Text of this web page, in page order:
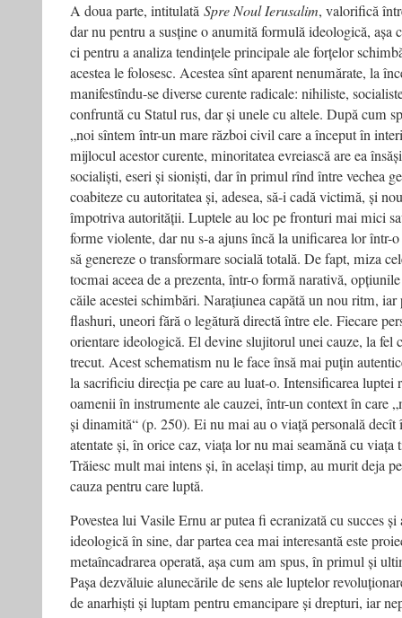
A doua parte, intitulată Spre Noul Ierusalim, valorifică
dar nu pentru a susține o anumită formulă ideologică, așa
ci pentru a analiza tendințele principale ale forțelor
acestea le folosesc. Acestea sînt aparent nenumărate, la
manifestîndu-se diverse curente radicale: nihiliste,
confruntă cu Statul rus, dar și unele cu altele. După cum
„noi sîntem într-un mare război civil care a început în
mijlocul acestor curente, minoritatea evreiască are ea
socialiști, eseri și sioniști, dar în primul rînd între vechea
coabiteze cu autoritatea și, adesea, să-i cadă victimă, și
împotriva autorității. Luptele au loc pe fronturi mai mici
forme violente, dar nu s-a ajuns încă la unificarea lor într-
să genereze o transformare socială totală. De fapt, miza
tocmai aceea de a prezenta, într-o formă narativă,
căile acestei schimbări. Narațiunea capătă un nou ritm, iar
flashuri, uneori fără o legătură directă între ele. Fiecare
orientare ideologică. El devine slujitorul unei cauze, la fel
trecut. Acest schematism nu le face însă mai puțin
la sacrificiu direcția pe care au luat-o. Intensificarea luptei
oamenii în instrumente ale cauzei, într-un context în care
și dinamită“ (p. 250). Ei nu mai au o viață personală
atentate și, în orice caz, viața lor nu mai seamănă cu
Trăiesc mult mai intens și, în același timp, au murit deja
cauza pentru care luptă.
Povestea lui Vasile Ernu ar putea fi ecranizată cu succes
ideologică în sine, dar partea cea mai interesantă este
metaîncadrarea operată, așa cum am spus, în primul și
Pașa dezvăluie alunecările de sens ale luptelor
de anarhiști și luptam pentru emancipare și drepturi, iar